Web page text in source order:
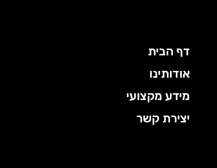
דף הבית
אודותינו
מידע מקצועי
יצירת קשר